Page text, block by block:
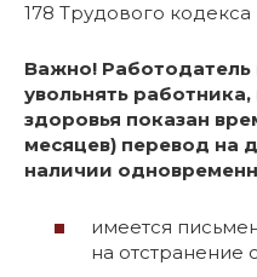
178 Трудового
Важно! Работодатель
увольнять
здоровья показан
месяцев) перевод на
наличии
имеется
на отстранение